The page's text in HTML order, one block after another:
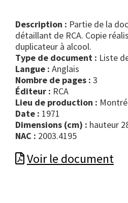
Description : Partie de la
détaillant de RCA. Copie
duplicateur à alcool.
Type de document :
liste
Langue : Anglais
Nombre de pages : 3
Éditeur : RCA
Lieu de production :
Date : 1971
Dimensions (cm) : hauteur
NAC : 2003.4195
Voir le document